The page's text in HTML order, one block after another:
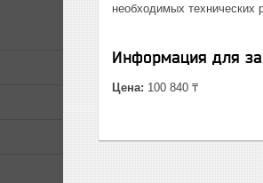
необходимых технических
Информация для
Цена: 100 840 ₸